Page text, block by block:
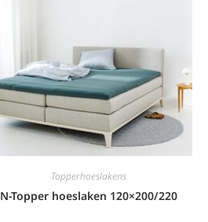
Topperhoeslakens
N-Topper hoeslaken 120×200/220